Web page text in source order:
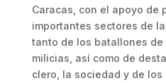
Caracas, con el apoyo de
importantes sectores de
tanto de los batallones de
milicias, así como de
clero, la sociedad y de los